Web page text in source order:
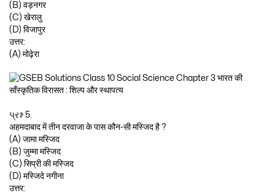
(B) वड़नगर
(C) खेरालु
(D) विजापुर
उत्तर:
(A) मोढ़ेरा
પ્રશ્ન 5.
अहमदाबाद में तीन दरवाजा के पास कौन-सी मस्जिद है ?
(A) जामा मस्जिद
(B) जुम्मा मस्जिद
(C) सिप्री की मस्जिद
(D) मस्जिदे नगीना
उत्तर: